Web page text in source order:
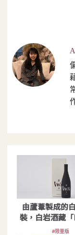
由蘆葦製成的
裝，白岩酒藏
禮盒新亮相
#限量版